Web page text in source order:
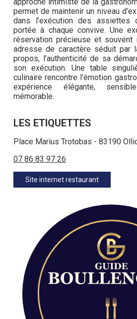
permet de maintenir un niveau
dans l’exécution des assiettes
portée à chaque convive. Une
réservation précieuse et souvent
adresse de caractère séduit par
propos, l’authenticité de sa
son exécution. Une table
culinaire rencontre l’émotion
expérience élégante,
mémorable.
LES ETIQUETTES
Place Marius Trotobas - 83190
07 86 83 97 26
Site internet restaurant